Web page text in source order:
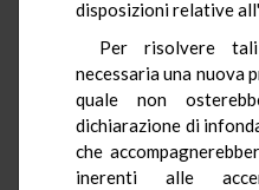
disposizioni relative
Per risolvere
necessaria una nuova
quale non
dichiarazione di
che
inerenti alle